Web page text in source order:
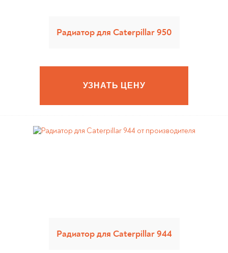
Радиатор для Caterpillar 950
УЗНАТЬ ЦЕНУ
Радиатор для Caterpillar 944